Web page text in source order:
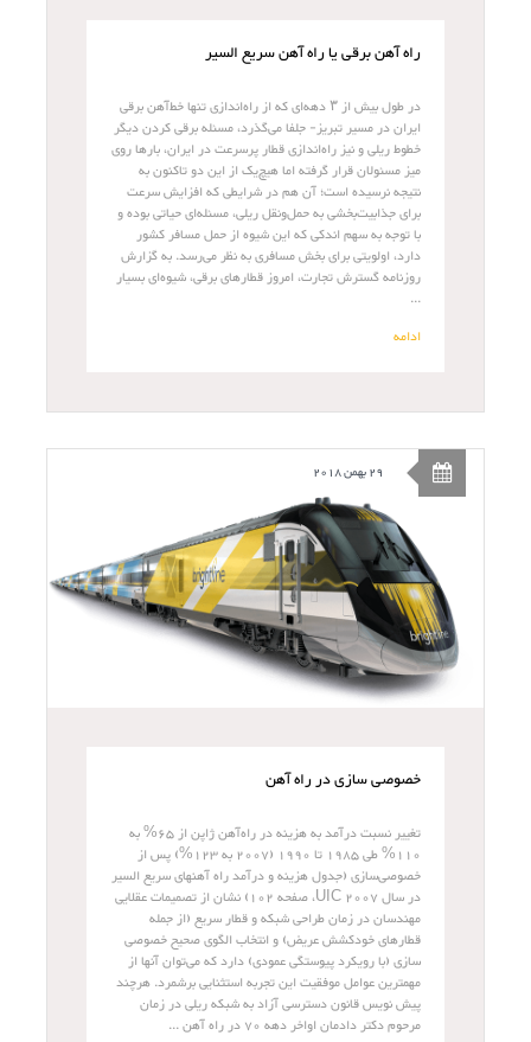
راه آهن برقی یا راه آهن سریع السیر
در طول بیش از ۳ دهه‌ای که از راه‌اندازی تنها خط‌آهن برقی
ایران در مسیر تبریز- جلفا می‌گذرد، مسئله برقی کردن دیگر
خطوط ریلی و نیز راه‌اندازی قطار پرسرعت در ایران، بارها روی
میز مسئولان قرار گرفته اما هیچ‌یک از این دو تاکنون به
نتیجه نرسیده است؛ آن هم در شرایطی که افزایش سرعت
برای جذابیت‌بخشی به حمل‌ونقل ریلی، مسئله‌ای حیاتی بوده و
با توجه به سهم اندکی که این شیوه از حمل مسافر کشور
دارد، اولویتی برای بخش مسافری به نظر می‌رسد. به گزارش
روزنامه گسترش تجارت، امروز قطارهای برقی، شیوه‌ای بسیار
...
ادامه
29 بهمن 2018
خصوصی سازی در راه آهن
تغییر نسبت درآمد به هزینه در راه‌آهن ژاپن از 65% به
110% طی 1985 تا 1990 (2007 به 123%) پس از
خصوصی­‌سازی (جدول هزینه و درآمد راه آهنهای سریع السیر
در سال 2007 UIC، صفحه 102) نشان از تصمیمات عقلایی
مهندسان در زمان طراحی شبکه و قطار سریع (از جمله
قطارهای خودکشش عریض) و انتخاب الگوی صحیح خصوصی
سازی (با رویکرد پیوستگی عمودی) دارد که می‌توان آنها از
مهمترین عوامل موفقیت این تجربه استثنایی برشمرد. هرچند
پیش نویس قانون دسترسی آزاد به شبکه ریلی در زمان
مرحوم دکتر دادمان اواخر دهه 70 در راه آهن ...